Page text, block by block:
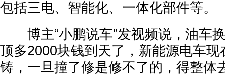
包括三电、智能化、一体化部件等。
博主“小鹏说车”发视频说，油车
顶多2000块钱到天了，新能源电车现
铸，一旦撞了修是修不了的，得整体